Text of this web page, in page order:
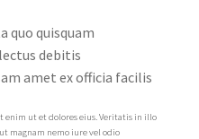
quo quisquam
debitis
amet ex officia facilis
enim ut et dolores eius. Veritatis in illo
magnam nemo iure vel odio